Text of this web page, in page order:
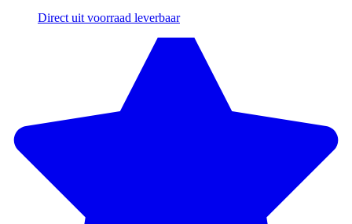
Direct uit voorraad leverbaar